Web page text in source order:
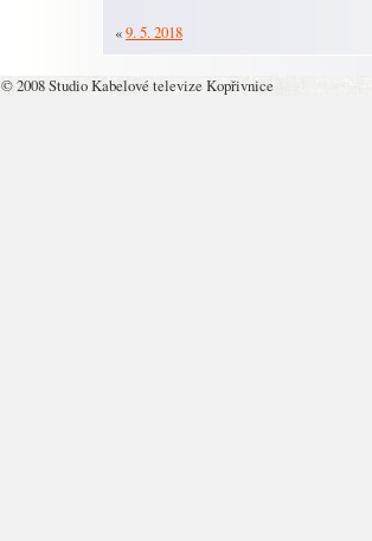
«9. 5. 2018
© 2008 Studio Kabelové televize Kopřivnice